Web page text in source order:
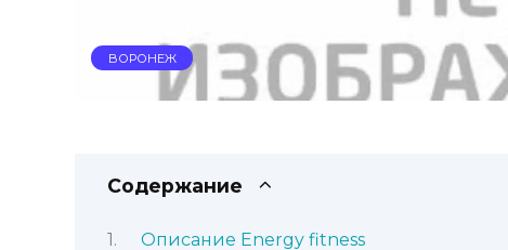
ВОРОНЕЖ
Содержание
Описание Energy fitness